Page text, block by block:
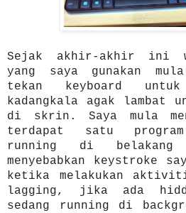
Sejak akhir-akhir ini
yang saya gunakan
tekan keyboard
kadangkala agak lambat
di skrin. Saya mula
terdapat satu
running di belakang
menyebabkan keystroke
ketika melakukan
lagging, jika ada
sedang running di